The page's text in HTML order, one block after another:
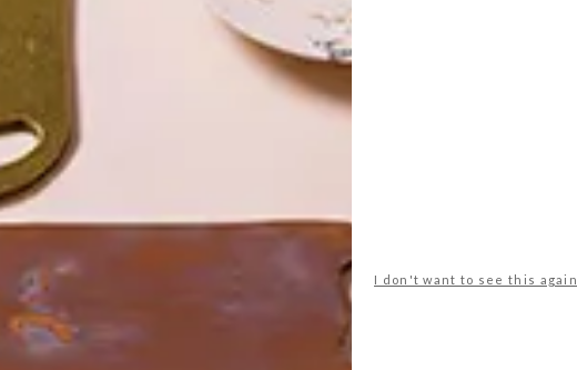
I don't want to see this again
en swart mosaïekteëls op die vloer. Die kroeg is heelwat meer
geskuif kan word en kan dien as hangplek vir prente, jasse en
duidelik baie pret gehad met minimalisme en ’n fop-kandelaar
’n formele rooster-uitleg. Hy is ook ’n tipografiemeester en sy
plakkaat- en T-hemp-ontwerpe vir die restaurant gaan beslis
weekly newsletter
for the latest architecture and design